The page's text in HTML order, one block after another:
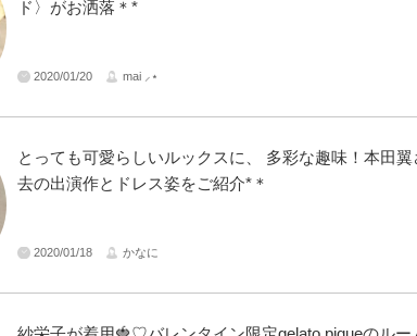
ド〉がお洒落＊*
2020/01/20 mai ⸝⋆
とっても可愛らしいルックスに、 多彩な趣味！本田翼
去の出演作とドレス姿をご紹介*＊
2020/01/18 かなに